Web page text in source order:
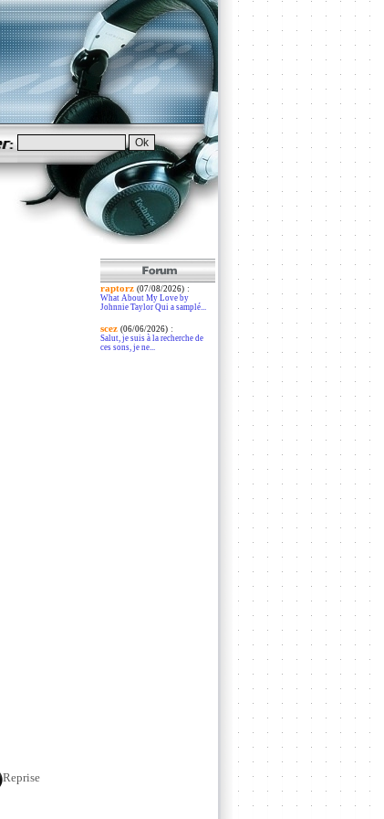
Reprise
raptorz (07/08/2026):
What About My Love by
Johnnie Taylor Qui a samplé...
scez (06/06/2026):
Salut, je suis à la recherche de
ces sons, je ne...